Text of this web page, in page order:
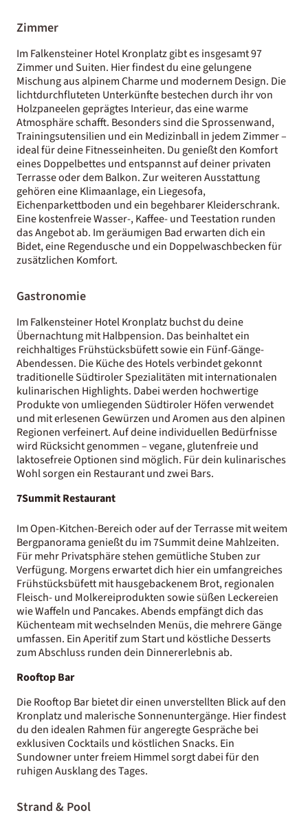
Zimmer
Im Falkensteiner Hotel Kronplatz gibt es insgesamt 97
Zimmer und Suiten. Hier findest du eine gelungene
Mischung aus alpinem Charme und modernem Design. Die
lichtdurchfluteten Unterkünfte bestechen durch ihr von
Holzpaneelen geprägtes Interieur, das eine warme
Atmosphäre schafft. Besonders sind die Sprossenwand,
Trainingsutensilien und ein Medizinball in jedem Zimmer –
ideal für deine Fitnesseinheiten. Du genießt den Komfort
eines Doppelbettes und entspannst auf deiner privaten
Terrasse oder dem Balkon. Zur weiteren Ausstattung
gehören eine Klimaanlage, ein Liegesofa,
Eichenparkettboden und ein begehbarer Kleiderschrank.
Eine kostenfreie Wasser-, Kaffee- und Teestation runden
das Angebot ab. Im geräumigen Bad erwarten dich ein
Bidet, eine Regendusche und ein Doppelwaschbecken für
zusätzlichen Komfort.
Gastronomie
Im Falkensteiner Hotel Kronplatz buchst du deine
Übernachtung mit Halbpension. Das beinhaltet ein
reichhaltiges Frühstücksbüfett sowie ein Fünf-Gänge-
Abendessen. Die Küche des Hotels verbindet gekonnt
traditionelle Südtiroler Spezialitäten mit internationalen
kulinarischen Highlights. Dabei werden hochwertige
Produkte von umliegenden Südtiroler Höfen verwendet
und mit erlesenen Gewürzen und Aromen aus den alpinen
Regionen verfeinert. Auf deine individuellen Bedürfnisse
wird Rücksicht genommen – vegane, glutenfreie und
laktosefreie Optionen sind möglich. Für dein kulinarisches
Wohl sorgen ein Restaurant und zwei Bars.
7Summit Restaurant
Im Open-Kitchen-Bereich oder auf der Terrasse mit weitem
Bergpanorama genießt du im 7Summit deine Mahlzeiten.
Für mehr Privatsphäre stehen gemütliche Stuben zur
Verfügung. Morgens erwartet dich hier ein umfangreiches
Frühstücksbüfett mit hausgebackenem Brot, regionalen
Fleisch- und Molkereiprodukten sowie süßen Leckereien
wie Waffeln und Pancakes. Abends empfängt dich das
Küchenteam mit wechselnden Menüs, die mehrere Gänge
umfassen. Ein Aperitif zum Start und köstliche Desserts
zum Abschluss runden dein Dinnererlebnis ab.
Rooftop Bar
Die Rooftop Bar bietet dir einen unverstellten Blick auf den
Kronplatz und malerische Sonnenuntergänge. Hier findest
du den idealen Rahmen für angeregte Gespräche bei
exklusiven Cocktails und köstlichen Snacks. Ein
Sundowner unter freiem Himmel sorgt dabei für den
ruhigen Ausklang des Tages.
Strand & Pool